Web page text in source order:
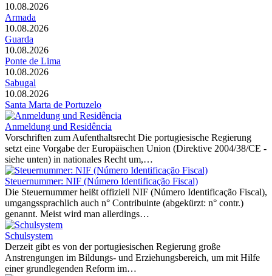
10.08.2026
Armada
10.08.2026
Guarda
10.08.2026
Ponte de Lima
10.08.2026
Sabugal
10.08.2026
Santa Marta de Portuzelo
Anmeldung und Residência
Vorschriften zum Aufenthaltsrecht Die portugiesische Regierung
setzt eine Vorgabe der Europäischen Union (Direktive 2004/38/CE -
siehe unten) in nationales Recht um,…
Steuernummer: NIF (Número Identificação Fiscal)
Die Steuernummer heißt offiziell NIF (Número Identificação Fiscal),
umgangssprachlich auch n° Contribuinte (abgekürzt: n° contr.)
genannt. Meist wird man allerdings…
Schulsystem
Derzeit gibt es von der portugiesischen Regierung große
Anstrengungen im Bildungs- und Erziehungsbereich, um mit Hilfe
einer grundlegenden Reform im…